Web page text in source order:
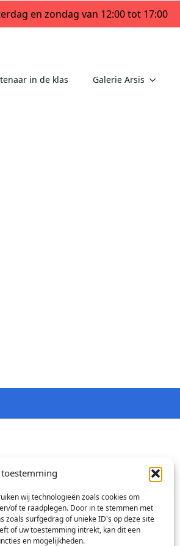
wij technologieën zoals cookies om
of te raadplegen. Door in te stemmen met
zoals surfgedrag of unieke ID's op deze site
of uw toestemming intrekt, kan dit een
en mogelijkheden.
en zondag van 12:00 tot 17:00
in de klas Galerie Arsis